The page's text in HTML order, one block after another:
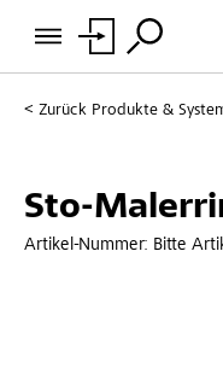
Zurück Produkte &
Sto-
Artikel-Nummer: Bitte